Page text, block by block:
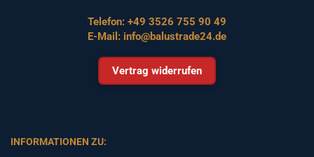
Telefon: +49 3526 755 90 49
E-Mail: info@balustrade24.de
Vertrag widerrufen
INFORMATIONEN ZU: